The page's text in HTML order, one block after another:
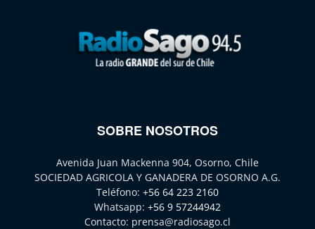
SOBRE NOSOTROS
Avenida Juan Mackenna 904, Osorno, Chile
SOCIEDAD AGRICOLA Y GANADERA DE OSORNO A.G.
Teléfono: +56 64 223 2160
Whatsapp: +56 9 57244942
Contacto: prensa@radiosago.cl